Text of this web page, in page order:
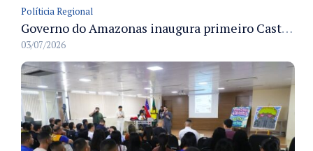
Políticia Regional
Governo do Amazonas inaugura primeiro Castramóvel Fluvial para atendimento veterinário às comunidades ribeirinhas e castração gratuita
03/07/2026